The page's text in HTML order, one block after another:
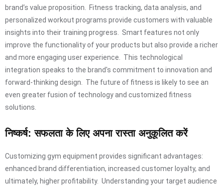
brand’s value proposition. Fitness tracking, data analysis, and
personalized workout programs provide customers with valuable
insights into their training progress. Smart features not only
improve the functionality of your products but also provide a richer
and more engaging user experience. This technological
integration speaks to the brand's commitment to innovation and
forward-thinking design. The future of fitness is likely to see an
even greater fusion of technology and customized fitness
solutions.
निष्कर्ष: सफलता के लिए अपना रास्ता अनुकूलित करें
Customizing gym equipment provides significant advantages:
enhanced brand differentiation, increased customer loyalty, and
ultimately, higher profitability. Understanding your target audience